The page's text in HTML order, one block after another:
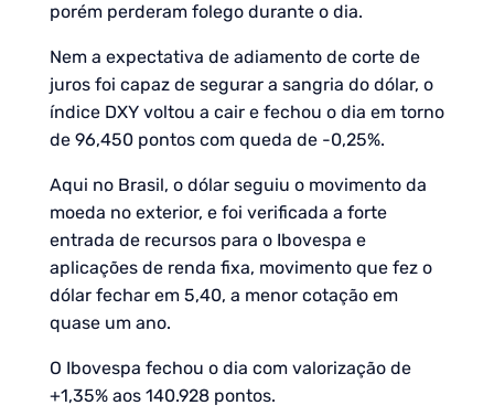
porém perderam folego durante o dia.
Nem a expectativa de adiamento de corte de
juros foi capaz de segurar a sangria do dólar, o
índice DXY voltou a cair e fechou o dia em torno
de 96,450 pontos com queda de -0,25%.
Aqui no Brasil, o dólar seguiu o movimento da
moeda no exterior, e foi verificada a forte
entrada de recursos para o Ibovespa e
aplicações de renda fixa, movimento que fez o
dólar fechar em 5,40, a menor cotação em
quase um ano.
O Ibovespa fechou o dia com valorização de
+1,35% aos 140.928 pontos.